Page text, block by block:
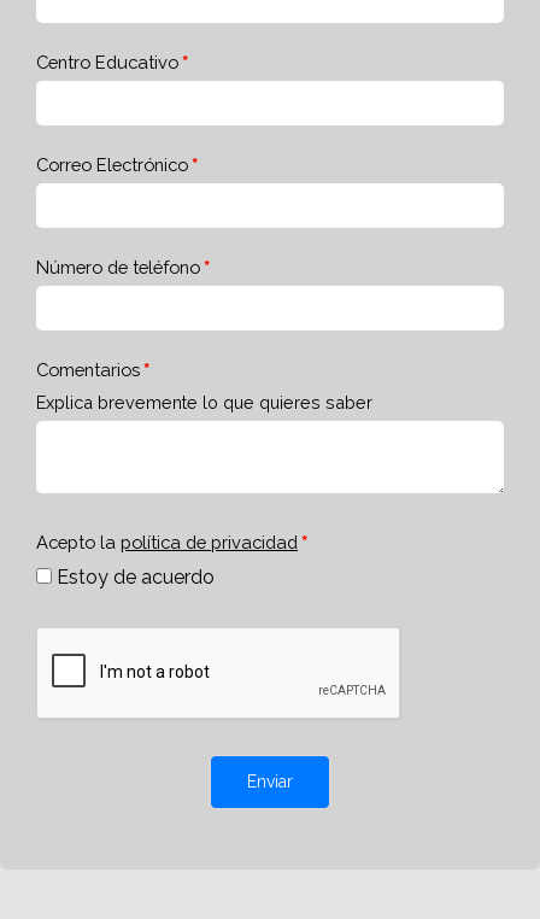
Centro Educativo
Correo Electrónico
Número de teléfono
Comentarios
Explica brevemente lo que quieres saber
Acepto la política de privacidad
Estoy de acuerdo
Enviar